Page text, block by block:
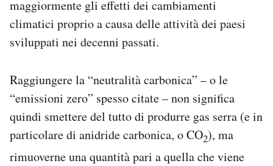
maggiormente gli effetti dei cambiamenti
climatici proprio a causa delle attività dei paesi
sviluppati nei decenni passati.
Raggiungere la “neutralità carbonica” – o le
“emissioni zero” spesso citate – non significa
quindi smettere del tutto di produrre gas serra (e in
particolare di anidride carbonica, o CO2), ma
rimuoverne una quantità pari a quella che viene